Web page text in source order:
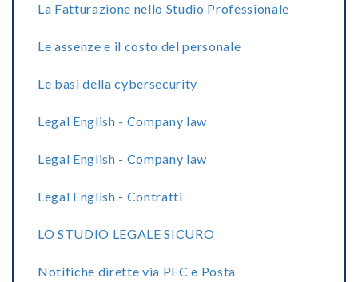
La Fatturazione nello Studio Professionale
Le assenze e il costo del personale
Le basi della cybersecurity
Legal English - Company law
Legal English - Company law
Legal English - Contratti
LO STUDIO LEGALE SICURO
Notifiche dirette via PEC e Posta